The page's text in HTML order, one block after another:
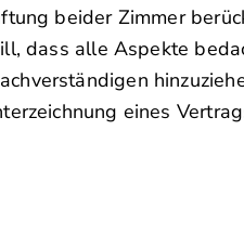
beider Zimmer
dass alle Aspekte
eines